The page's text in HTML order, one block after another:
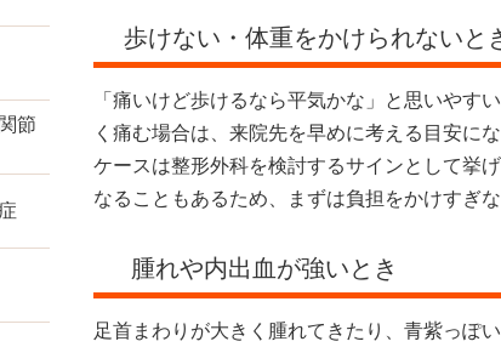
節
歩けない・体重をかけられないと
「痛いけど歩けるなら平気かな」と思いやす
く痛む場合は、来院先を早めに考える目安に
ケースは整形外科を検討するサインとして挙
なることもあるため、まずは負担をかけすぎ
腫れや内出血が強いとき
足首まわりが大きく腫れてきたり、青紫っぽ